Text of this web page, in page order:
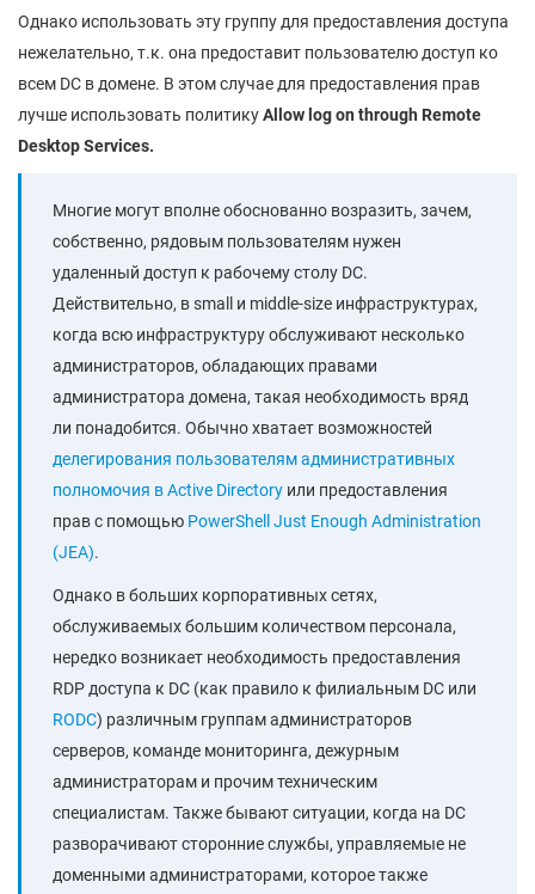
Однако использовать эту группу для предоставления доступа
нежелательно, т.к. она предоставит пользователю доступ ко
всем DC в домене. В этом случае для предоставления прав
лучше использовать политикуAllow log on through Remote
Desktop Services.
Многие могут вполне обоснованно возразить, зачем,
собственно, рядовым пользователям нужен
удаленный доступ к рабочему столу DC.
Действительно, в small и middle-size инфраструктурах,
когда всю инфраструктуру обслуживают несколько
администраторов, обладающих правами
администратора домена, такая необходимость вряд
ли понадобится. Обычно хватает возможностей
делегирования пользователям административных
полномочия в Active Directory или предоставления
прав с помощью PowerShell Just Enough Administration
(JEA).
Однако в больших корпоративных сетях,
обслуживаемых большим количеством персонала,
нередко возникает необходимость предоставления
RDP доступа к DC (как правило к филиальным DC или
RODC) различным группам администраторов
серверов, команде мониторинга, дежурным
администраторам и прочим техническим
специалистам. Также бывают ситуации, когда на DC
разворачивают сторонние службы, управляемые не
доменными администраторами, которое также